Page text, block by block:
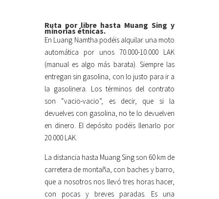
Ruta por libre hasta Muang Sing y
minorías étnicas.
En Luang Namtha podéis alquilar una moto
automática por unos 70.000-10.000 LAK
(manual es algo más barata). Siempre las
entregan sin gasolina, con lo justo para ir a
la gasolinera. Los términos del contrato
son “vacio-vacio”, es decir, que si la
devuelves con gasolina, no te lo devuelven
en dinero. El depósito podéis llenarlo por
20.000 LAK.
La distancia hasta Muang Sing son 60 km de
carretera de montaña, con baches y barro,
que a nosotros nos llevó tres horas hacer,
con pocas y breves paradas. Es una